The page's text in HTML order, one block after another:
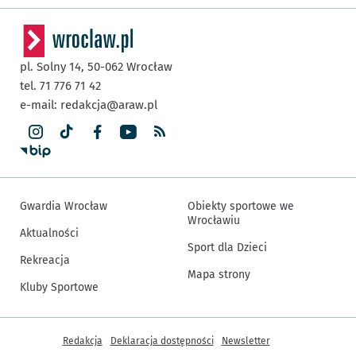
pl. Solny 14, 50-062 Wrocław
tel. 71 776 71 42
e-mail: redakcja@araw.pl
Gwardia Wrocław
Aktualności
Rekreacja
Kluby Sportowe
Obiekty sportowe we
Wrocławiu
Sport dla Dzieci
Mapa strony
Inne informacje
Redakcja Deklaracja dostępności Newsletter